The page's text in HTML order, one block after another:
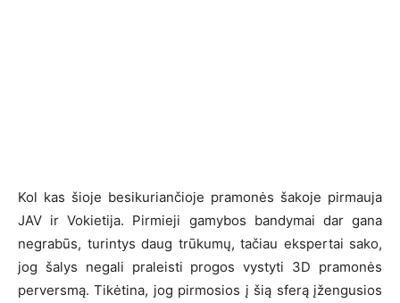
Kol kas šioje besikuriančioje pramonės šakoje pirmauja
JAV ir Vokietija. Pirmieji gamybos bandymai dar gana
negrabūs, turintys daug trūkumų, tačiau ekspertai sako,
jog šalys negali praleisti progos vystyti 3D pramonės
perversmą. Tikėtina, jog pirmosios į šią sferą įžengusios